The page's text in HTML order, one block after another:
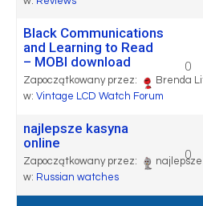
Black Communications
and Learning to Read
– MOBI download
Zapoczątkowany przez:
Brenda
w: Vintage LCD Watch Forum
0
najlepsze kasyna
online
Zapoczątkowany przez:
w: Russian watches
0